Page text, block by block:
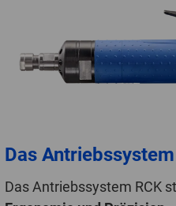
Das
Das Antriebssystem RCK